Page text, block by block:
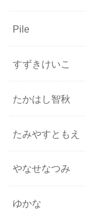
Pile
すずきけいこ
たかはし智秋
たみやすともえ
やなせなつみ
ゆかな